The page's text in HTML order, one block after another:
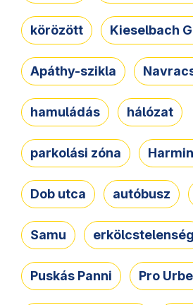
körözött Kieselbach
Apáthy-szikla
hamuládás hálózat
parkolási zóna
Dob utca autóbusz
Samu erkölcstelenség
Puskás Panni Pro